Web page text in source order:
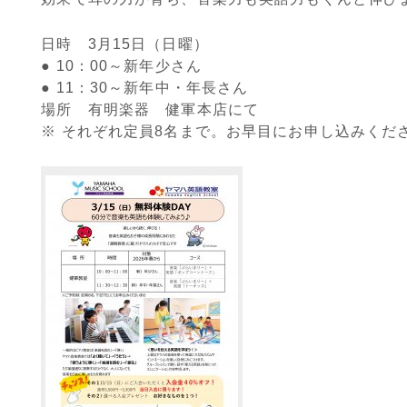
日時 3月15日（日曜）
● 10：00～新年少さん
● 11：30～新年中・年長さん
場所 有明楽器 健軍本店にて
※ それぞれ定員8名まで。お早目にお申し込みくだ